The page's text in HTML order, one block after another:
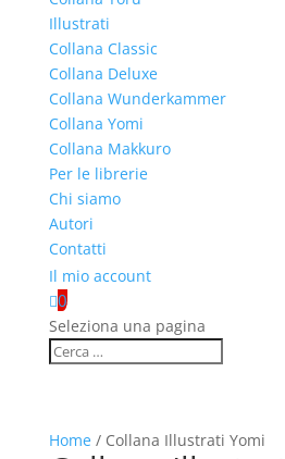
Illustrati
Collana Classic
Collana Deluxe
Collana Wunderkammer
Collana Yomi
Collana Makkuro
Per le librerie
Chi siamo
Autori
Contatti
Il mio account
0
Seleziona una pagina
Home/ Collana Illustrati Yomi